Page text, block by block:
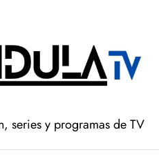
series y programas de TV